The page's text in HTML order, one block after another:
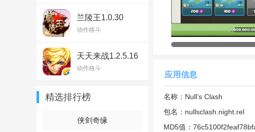
兰陵王1.0.30
动作格斗
天天来战1.2.5.16
动作格斗
精选排行榜
侠剑奇缘
题，可玩性极高。
部落冲突2023破解版特色
2.整个游戏的战斗要试试策
4.需要使用各种道具来提升自
应用信息
名称： Null’s Clash
包名： nullsclash.night.rel
MD5值：